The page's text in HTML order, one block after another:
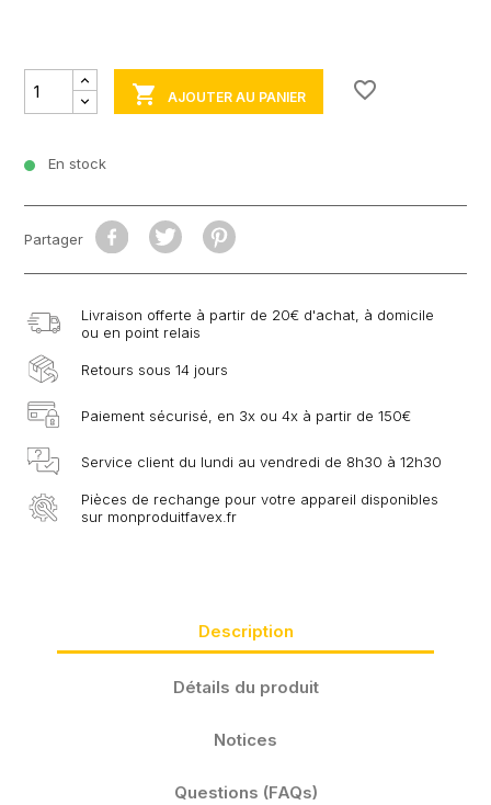
 AJOUTER AU PANIER favorite_border
En stock
Partager
Livraison offerte à partir de 20€ d'achat, à domicile
ou en point relais
Retours sous 14 jours
Paiement sécurisé, en 3x ou 4x à partir de 150€
Service client du lundi au vendredi de 8h30 à 12h30
Pièces de rechange pour votre appareil disponibles
sur monproduitfavex.fr
Description
Détails du produit
Notices
Questions (FAQs)